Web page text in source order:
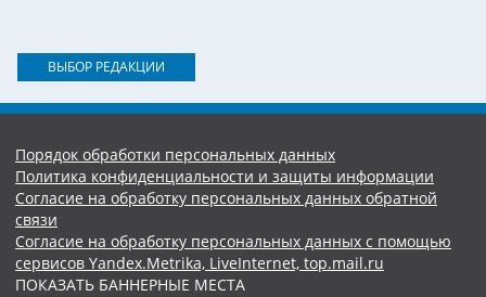
ВЫБОР РЕДАКЦИИ
Порядок обработки персональных данных
Политика конфиденциальности и защиты информации
Согласие на обработку персональных данных обратной
связи
Согласие на обработку персональных данных с помощью
сервисов Yandex.Metrika, LiveInternet, top.mail.ru
ПОКАЗАТЬ БАННЕРНЫЕ МЕСТА